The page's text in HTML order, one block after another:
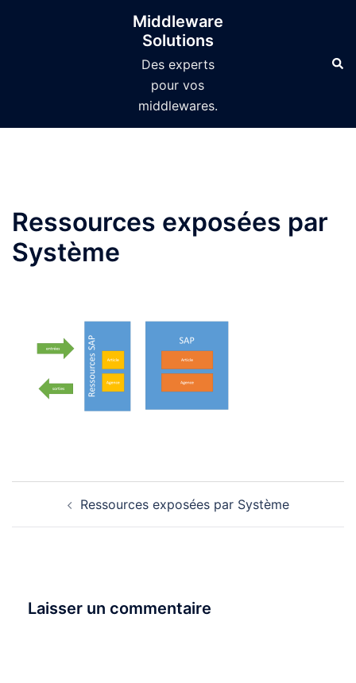
Middleware
Solutions
Des experts
pour vos
middlewares.
Ressources exposées par
Système
d’articleRessources exposées par Système
Laisser un commentaire